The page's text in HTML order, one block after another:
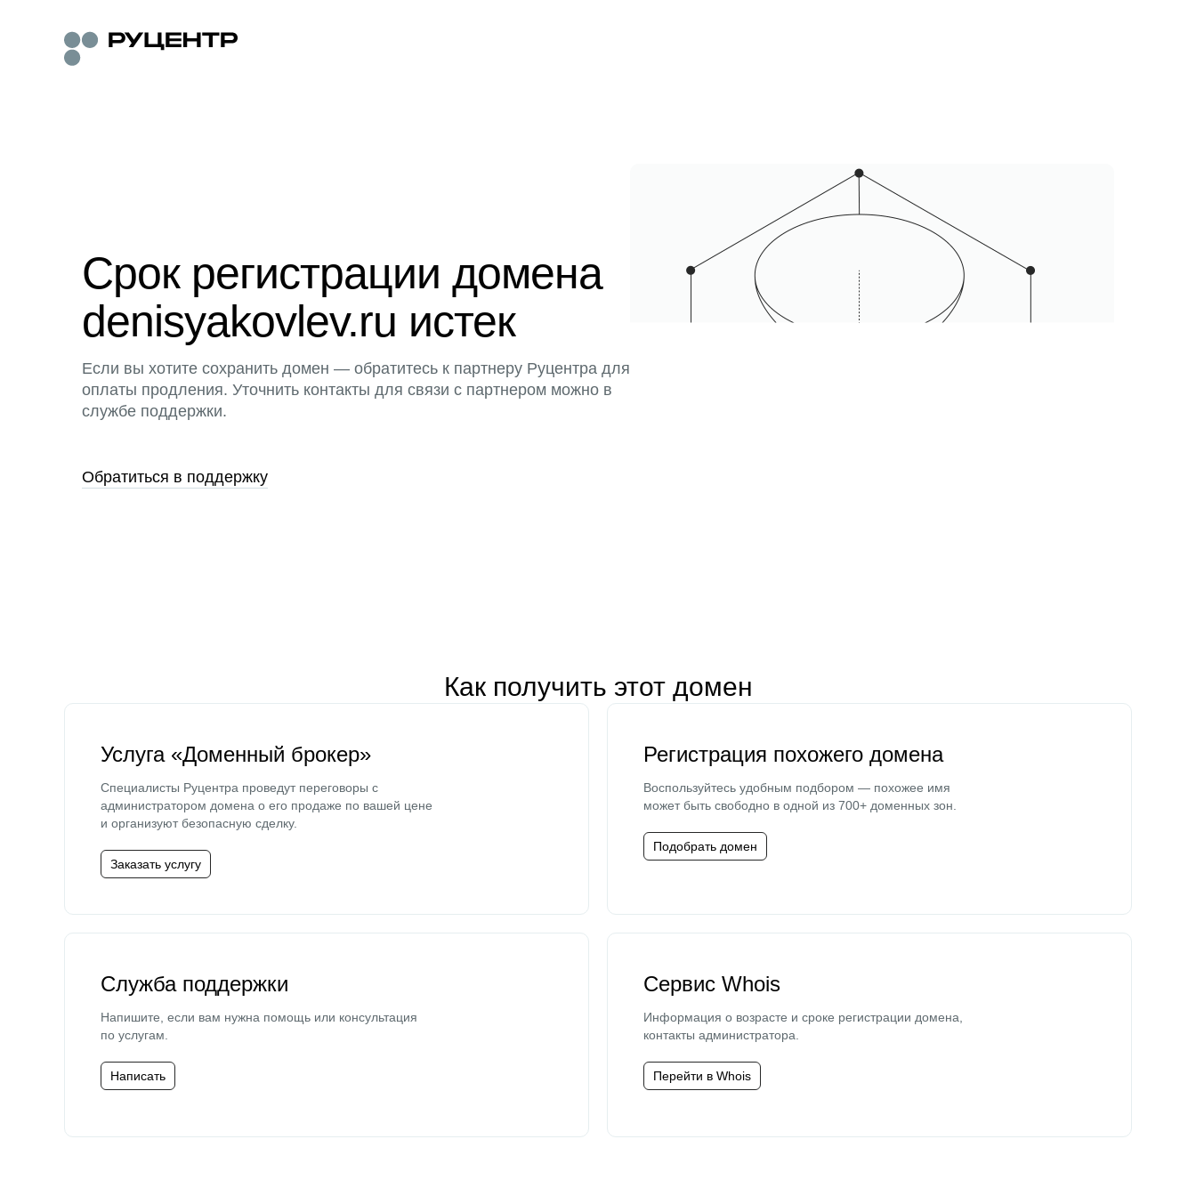
Срок регистрации домена
denisyakovlev.ru истек
Если вы хотите сохранить домен — обратитесь к партнеру Руцентра для
оплаты продления. Уточнить контакты для связи с партнером можно в
службе поддержки.
Обратиться в поддержку
Как получить этот домен
Услуга «Доменный брокер»
Специалисты Руцентра проведут переговоры с
администратором домена о его продаже по вашей цене
и организуют безопасную сделку.
Заказать услугу
Регистрация похожего домена
Воспользуйтесь удобным подбором — похожее имя
может быть свободно в одной из 700+ доменных зон.
Подобрать домен
Служба поддержки
Напишите, если вам нужна помощь или консультация
по услугам.
Написать
Сервис Whois
Информация о возрасте и сроке регистрации домена,
контакты администратора.
Перейти в Whois